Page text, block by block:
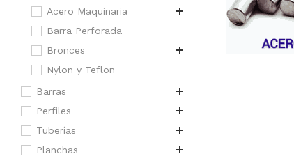
Acero Maquinaria
Barra Perforada
Bronces
Nylon y Teflon
Barras
Perfiles
Tuberías
Planchas